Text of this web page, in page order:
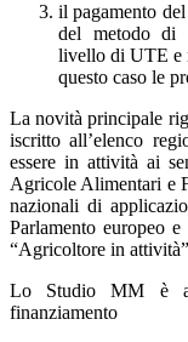
il pagamento
del metodo di
livello di UTE e
questo caso le
La novità principale
iscritto all’elenco
essere in attività ai
Agricole Alimentari e
nazionali di
Parlamento europeo
“Agricoltore in
Lo Studio MM è a
finanziamento